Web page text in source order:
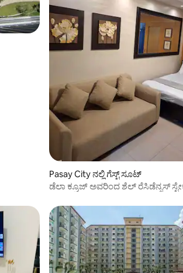
Pasay City ನಲ್ಲಿ ಗೆಸ್ಟ್ ಸೂಟ್
ಡೆಲಾ ಕ್ರೂಜ್ ಅವರಿಂದ ಶೆಲ್ ರೆಸಿಡೆನ್ಸಸ್